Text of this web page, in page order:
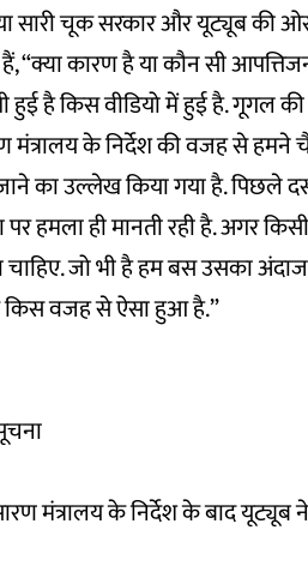
सारी चूक सरकार और यूट्यूब की
कारण है या कौन सी
है किस वीडियो में हुई है. गूगल
मंत्रालय के निर्देश की वजह से
का उल्लेख किया गया है. पिछले
पर हमला ही मानती रही है. अगर
चाहिए. जो भी है हम बस उसका
किस वजह से ऐसा हुआ है.”
मंत्रालय के निर्देश के बाद यूट्यूब